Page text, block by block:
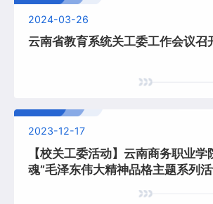
2024-03-26
云南省教育系统关工委工作会议召
2023-12-17
【校关工委活动】云南商务职业学
魂”毛泽东伟大精神品格主题系列